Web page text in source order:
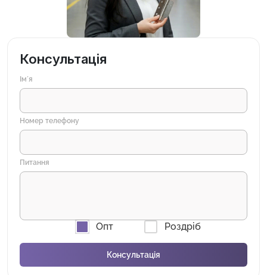
Консультація
Імʼя
Номер телефону
Питання
Опт Роздріб